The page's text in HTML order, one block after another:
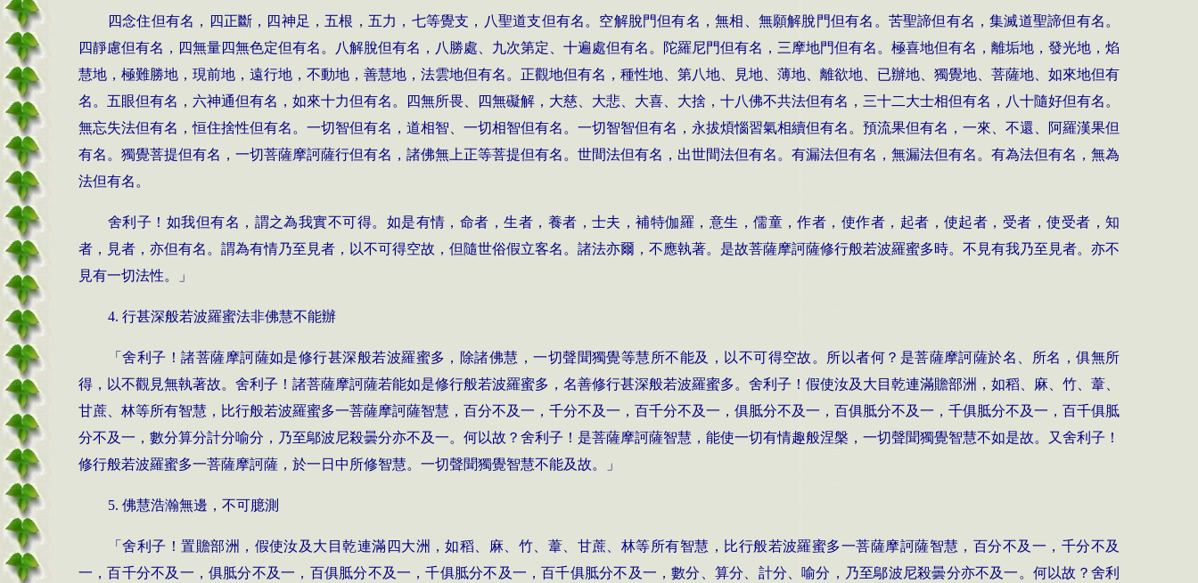
四念住但有名，四正斷，四神足，五根，五力，七等覺支，八聖道支但有名。空解脫門但有名，無相、無願解脫門但有名。苦聖諦但有名，集滅道聖諦但有名。
四靜慮但有名，四無量四無色定但有名。八解脫但有名，八勝處、九次第定、十遍處但有名。陀羅尼門但有名，三摩地門但有名。極喜地但有名，離垢地，發光地，焰
慧地，極難勝地，現前地，遠行地，不動地，善慧地，法雲地但有名。正觀地但有名，種性地、第八地、見地、薄地、離欲地、已辦地、獨覺地、菩薩地、如來地但有
名。五眼但有名，六神通但有名，如來十力但有名。四無所畏、四無礙解，大慈、大悲、大喜、大捨，十八佛不共法但有名，三十二大士相但有名，八十隨好但有名。
無忘失法但有名，恒住捨性但有名。一切智但有名，道相智、一切相智但有名。一切智智但有名，永拔煩惱習氣相續但有名。預流果但有名，一來、不還、阿羅漢果但
有名。獨覺菩提但有名，一切菩薩摩訶薩行但有名，諸佛無上正等菩提但有名。世間法但有名，出世間法但有名。有漏法但有名，無漏法但有名。有為法但有名，無為
法但有名。
舍利子！如我但有名，謂之為我實不可得。如是有情，命者，生者，養者，士夫，補特伽羅，意生，儒童，作者，使作者，起者，使起者，受者，使受者，知
者，見者，亦但有名。謂為有情乃至見者，以不可得空故，但隨世俗假立客名。諸法亦爾，不應執著。是故菩薩摩訶薩修行般若波羅蜜多時。不見有我乃至見者。亦不
見有一切法性。」
4. 行甚深般若波羅蜜法非佛慧不能辦
「舍利子！諸菩薩摩訶薩如是修行甚深般若波羅蜜多，除諸佛慧，一切聲聞獨覺等慧所不能及，以不可得空故。所以者何？是菩薩摩訶薩於名、所名，俱無所
得，以不觀見無執著故。舍利子！諸菩薩摩訶薩若能如是修行般若波羅蜜多，名善修行甚深般若波羅蜜多。舍利子！假使汝及大目乾連滿贍部洲，如稻、麻、竹、葦、
甘蔗、林等所有智慧，比行般若波羅蜜多一菩薩摩訶薩智慧，百分不及一，千分不及一，百千分不及一，俱胝分不及一，百俱胝分不及一，千俱胝分不及一，百千俱胝
分不及一，數分算分計分喻分，乃至鄔波尼殺曇分亦不及一。何以故？舍利子！是菩薩摩訶薩智慧，能使一切有情趣般涅槃，一切聲聞獨覺智慧不如是故。又舍利子！
修行般若波羅蜜多一菩薩摩訶薩，於一日中所修智慧。一切聲聞獨覺智慧不能及故。」
5. 佛慧浩瀚無邊，不可臆測
「舍利子！置贍部洲，假使汝及大目乾連滿四大洲，如稻、麻、竹、葦、甘蔗、林等所有智慧，比行般若波羅蜜多一菩薩摩訶薩智慧，百分不及一，千分不及
一，百千分不及一，俱胝分不及一，百俱胝分不及一，千俱胝分不及一，百千俱胝分不及一，數分、算分、計分、喻分，乃至鄔波尼殺曇分亦不及一。何以故？舍利